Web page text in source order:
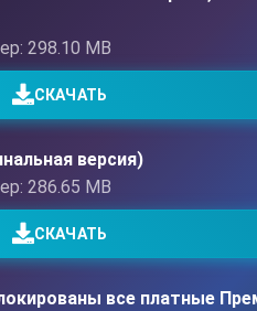
298.10 MB
СКАЧАТЬ
версия)
286.65 MB
СКАЧАТЬ
все платные